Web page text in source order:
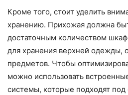
Кроме того, стоит уделить
хранению. Прихожая должна
достаточным количеством
для хранения верхней одежды,
предметов. Чтобы
можно использовать
системы, которые подходят